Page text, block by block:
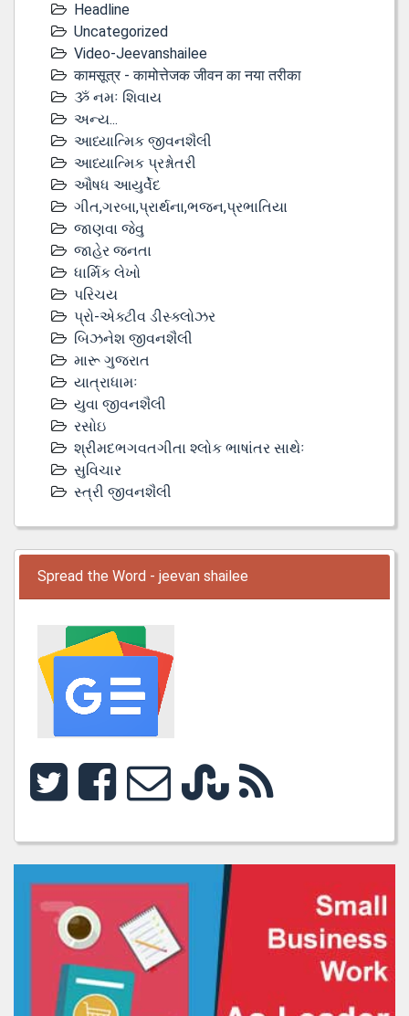
Headline
Uncategorized
Video-Jeevanshailee
कामसूत्र - कामोत्तेजक जीवन का नया तरीका
ૐ નમઃ શિવાય
અન્ય...
આધ્યાત્મિક જીવનશૈલી
આધ્યાત્મિક પ્રશ્નોતરી
ઔષધ આયુર્વેદ
ગીત,ગરબા,પ્રાર્થના,ભજન,પ્રભાતિયા
જાણવા જેવુ
જાહેર જનતા
ધાર્મિક લેખો
પરિચય
પ્રો-એક્ટીવ ડીસ્‍ક્લોઝર
બિઝનેશ જીવનશૈલી
મારૂ ગુજરાત
યાત્રાધામઃ
યુવા જીવનશૈલી
રસોઇ
શ્રીમદભગવતગીતા શ્લોક ભાષાંતર સાથેઃ
સુવિચાર
સ્ત્રી જીવનશૈલી
Spread the Word - jeevan shailee